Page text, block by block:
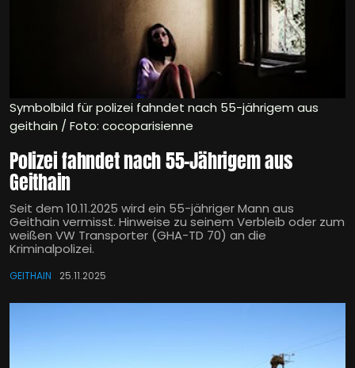
Symbolbild für polizei fahndet nach 55-jährigem aus
geithain / Foto: cocoparisienne
Polizei fahndet nach 55-Jährigem aus
Geithain
Seit dem 10.11.2025 wird ein 55-jähriger Mann aus
Geithain vermisst. Hinweise zu seinem Verbleib oder zum
weißen VW Transporter (GHA-TD 70) an die
Kriminalpolizei.
GEITHAIN 25.11.2025